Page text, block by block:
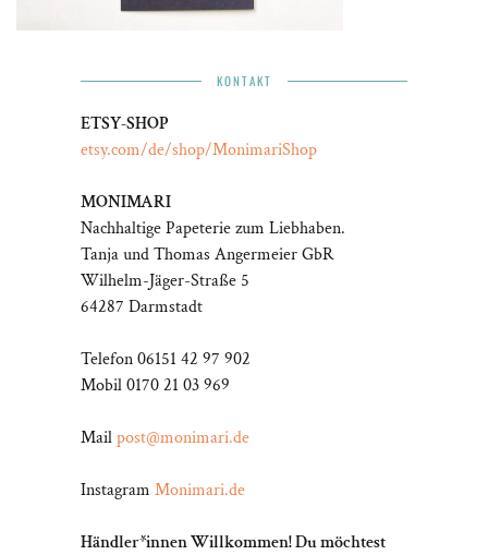
KONTAKT
ETSY-SHOP
etsy.com/de/shop/MonimariShop
MONIMARI
Nachhaltige Papeterie zum Liebhaben.
Tanja und Thomas Angermeier GbR
Wilhelm-Jäger-Straße 5
64287 Darmstadt
Telefon 06151 42 97 902
Mobil 0170 21 03 969
Mailpost@monimari.de
Instagram Monimari.de
Händler*innen Willkommen! Du möchtest